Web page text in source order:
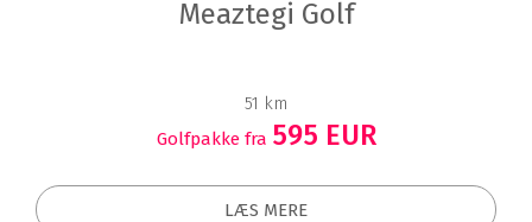
Meaztegi Golf
51 km
Golfpakke fra 595 EUR
LÆS MERE